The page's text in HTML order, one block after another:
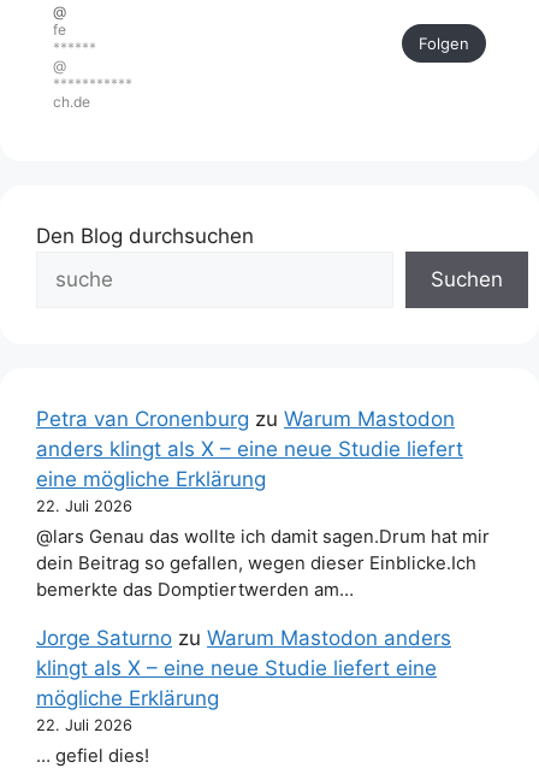
@
fe
******
@
***********
ch.de
Folgen
Den Blog durchsuchen
Suchen
Petra van Cronenburg zu Warum Mastodon
anders klingt als X – eine neue Studie liefert
eine mögliche Erklärung
22. Juli 2026
@lars Genau das wollte ich damit sagen.Drum hat mir
dein Beitrag so gefallen, wegen dieser Einblicke.Ich
bemerkte das Domptiertwerden am…
Jorge Saturno zu Warum Mastodon anders
klingt als X – eine neue Studie liefert eine
mögliche Erklärung
22. Juli 2026
… gefiel dies!